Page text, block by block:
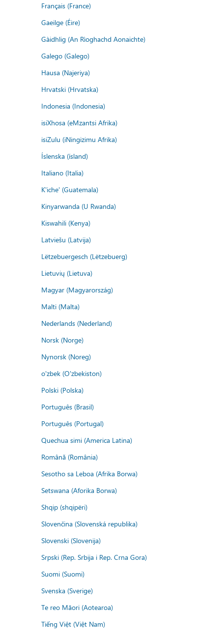
Français (France)
Gaeilge (Éire)
Gàidhlig (An Rìoghachd Aonaichte)
Galego (Galego)
Hausa (Najeriya)
Hrvatski (Hrvatska)
Indonesia (Indonesia)
isiXhosa (eMzantsi Afrika)
isiZulu (iNingizimu Afrika)
Íslenska (ísland)
Italiano (Italia)
K'iche' (Guatemala)
Kinyarwanda (U Rwanda)
Kiswahili (Kenya)
Latviešu (Latvija)
Lëtzebuergesch (Lëtzebuerg)
Lietuvių (Lietuva)
Magyar (Magyarország)
Malti (Malta)
Nederlands (Nederland)
Norsk (Norge)
Nynorsk (Noreg)
o'zbek (O'zbekiston)
Polski (Polska)
Português (Brasil)
Português (Portugal)
Quechua simi (America Latina)
Română (România)
Sesotho sa Leboa (Afrika Borwa)
Setswana (Aforika Borwa)
Shqip (shqipëri)
Slovenčina (Slovenská republika)
Slovenski (Slovenija)
Srpski (Rep. Srbija i Rep. Crna Gora)
Suomi (Suomi)
Svenska (Sverige)
Te reo Māori (Aotearoa)
Tiếng Việt (Việt Nam)